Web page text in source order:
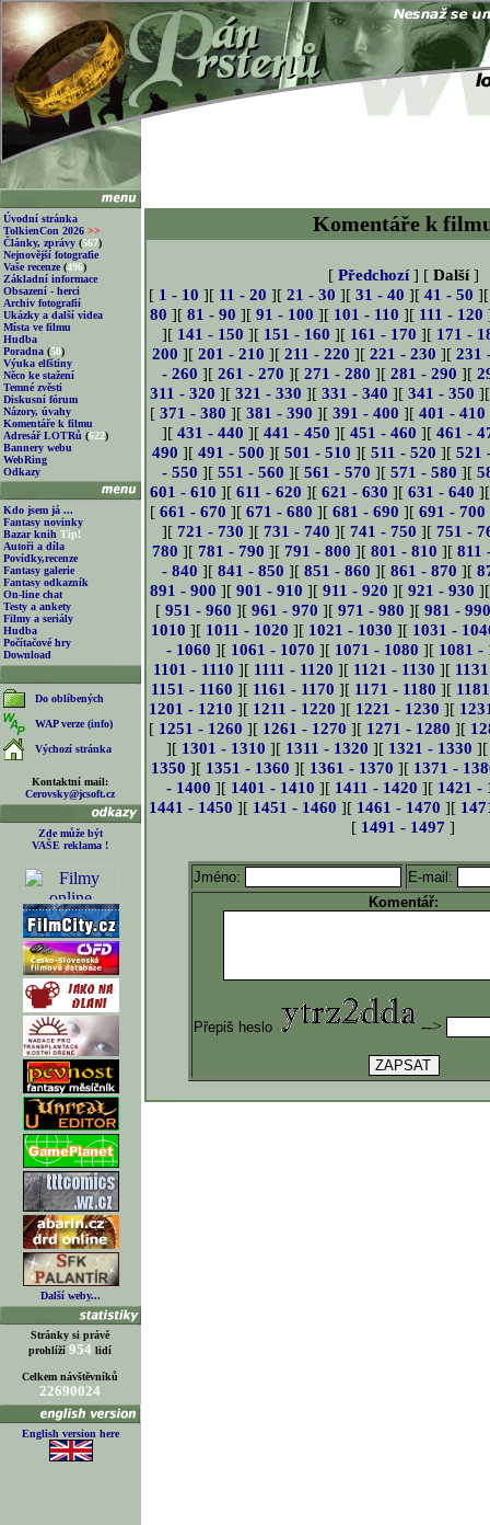
Úvodní stránka
TolkienCon 2026 >>
Články, zprávy (567)
Nejnovější fotografie
Vaše recenze (496)
Základní informace
Obsazení - herci
Archiv fotografií
Ukázky a další videa
Místa ve filmu
Hudba
Poradna (50)
Výuka elfštiny
Něco ke stažení
Temné zvěsti
Diskusní fórum
Názory, úvahy
Komentáře k filmu
Adresář LOTRů (622)
Bannery webu
WebRing
Odkazy
Kdo jsem já ...
Fantasy novinky
Bazar knih Tip!
Autoři a díla
Povídky,recenze
Fantasy galerie
Fantasy odkazník
On-line chat
Testy a ankety
Filmy a seriály
Hudba
Počítačové hry
Download
Do oblíbených
WAP verze (info)
Výchozí stránka
Kontaktní mail:
Cerovsky@jcsoft.cz
Zde může být
VAŠE reklama !
Další weby...
Stránky si právě
prohlíží 954 lidí
Celkem návštěvníků
22690024
English version here
Komentáře k
[ Předchozí] [ Další]
[ 1 - 10 ][ 11 - 20 ][ 21 - 30 ][ 31 - 40 ][ 41 - 50
80 ][81 - 90 ][91 - 100 ][ 101 - 110 ][ 111 - 120
][ 141 - 150 ][ 151 - 160 ][ 161 - 170 ][ 171 -
200 ][ 201 - 210 ][ 211 - 220 ][ 221 - 230 ][ 231
- 260 ][ 261 - 270 ][ 271 - 280 ][ 281 - 290 ][
311 - 320 ][ 321 - 330 ][ 331 - 340 ][ 341 - 350
[ 371 - 380 ][ 381 - 390 ][ 391 - 400 ][ 401 - 410
][ 431 - 440 ][ 441 - 450 ][ 451 - 460 ][ 461 -
490 ][ 491 - 500 ][ 501 - 510 ][ 511 - 520 ][ 521
- 550 ][ 551 - 560 ][ 561 - 570 ][ 571 - 580 ][
601 - 610 ][ 611 - 620 ][ 621 - 630 ][ 631 - 640
[ 661 - 670 ][ 671 - 680 ][ 681 - 690 ][ 691 - 700
][ 721 - 730 ][ 731 - 740 ][ 741 - 750 ][ 751 -
780 ][ 781 - 790 ][ 791 - 800 ][ 801 - 810 ][ 811
- 840 ][ 841 - 850 ][ 851 - 860 ][ 861 - 870 ][
891 - 900 ][ 901 - 910 ][ 911 - 920 ][ 921 - 930
[951 - 960 ][961 - 970 ][971 - 980 ][981 -
1010 ][ 1011 - 1020 ][ 1021 - 1030 ][ 1031 -
- 1060 ][ 1061 - 1070 ][ 1071 - 1080 ][ 1081 -
1101 - 1110 ][ 1111 - 1120 ][ 1121 - 1130 ][
1151 - 1160 ][ 1161 - 1170 ][ 1171 - 1180 ][
1201 - 1210 ][ 1211 - 1220 ][ 1221 - 1230 ][
[ 1251 - 1260 ][ 1261 - 1270 ][ 1271 - 1280 ][
][ 1301 - 1310 ][ 1311 - 1320 ][ 1321 - 1330
1350 ][ 1351 - 1360 ][ 1361 - 1370 ][ 1371 -
- 1400 ][ 1401 - 1410 ][ 1411 - 1420 ][ 1421 -
1441 - 1450 ][ 1451 - 1460 ][ 1461 - 1470 ][
[ 1491 - 1497 ]
Jméno:
E-mail:
Komentář:
Přepiš heslo -->